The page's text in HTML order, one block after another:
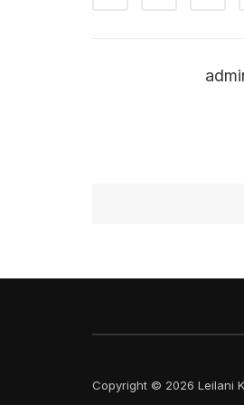
Copyright © 2026 Leilani